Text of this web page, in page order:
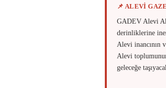
📌 ALEVİ
GADEV Alevi
derinliklerine
Alevi inancının
Alevi
geleceğe